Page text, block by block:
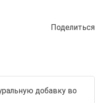
Поделиться
добавку во